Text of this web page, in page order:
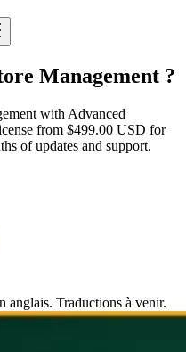
Management ?
with Advanced
from $499.00 USD for
of updates and support.
anglais. Traductions à venir.